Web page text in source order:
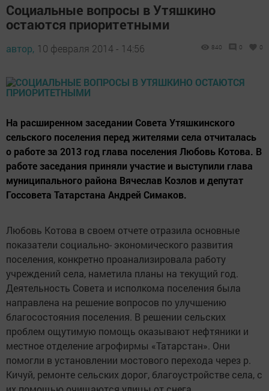
Социальные вопросы в Утяшкино
остаются приоритетными
автор, 10 февраля 2014 - 14:56 840 0 0
На расширенном заседании Совета Утяшкинского
сельского поселения перед жителями села отчиталась
о работе за 2013 год глава поселения Любовь Котова. В
работе заседания приняли участие и выступили глава
муниципального района Вячеслав Козлов и депутат
Госсовета Татарстана Андрей Симаков.
Любовь Котова в своем отчете отразила основные
показатели социально- экономического развития
поселения, конкретно проанализировала работу
учреждений села, наметила планы на текущий год.
Деятельность Совета и исполкома поселения была
направлена на решение вопросов по улучшению
благосостояния поселения. В решении сельских
проблем ощутимую помощь оказывают нефтяники и
местное отделение агрофирмы «Татарстан». Они
помогли в установлении мостового перехода через р.
Кичуй, ремонте сельских дорог, благоустройстве села, с